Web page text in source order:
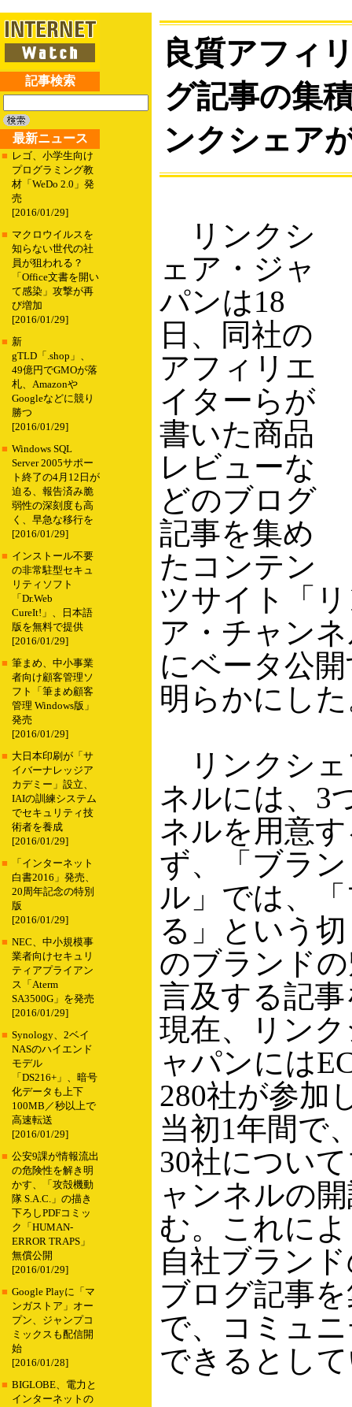
記事検索
最新ニュース
■ レゴ、小学生向け
プログラミング教
材「WeDo 2.0」発
売
[2016/01/29]
■ マクロウイルスを
知らない世代の社
員が狙われる？
「Office文書を開い
て感染」攻撃が再
び増加
[2016/01/29]
■ 新
gTLD「.shop」、
49億円でGMOが落
札、Amazonや
Googleなどに競り
勝つ
[2016/01/29]
■ Windows SQL
Server 2005サポー
ト終了の4月12日が
迫る、報告済み脆
弱性の深刻度も高
く、早急な移行を
[2016/01/29]
■ インストール不要
の非常駐型セキュ
リティソフト
「Dr.Web
CureIt!」、日本語
版を無料で提供
[2016/01/29]
■ 筆まめ、中小事業
者向け顧客管理ソ
フト「筆まめ顧客
管理 Windows版」
発売
[2016/01/29]
■ 大日本印刷が「サ
イバーナレッジア
カデミー」設立、
IAIの訓練システム
でセキュリティ技
術者を養成
[2016/01/29]
■
「インターネット
白書2016」発売、
20周年記念の特別
版
[2016/01/29]
■ NEC、中小規模事
業者向けセキュリ
ティアプライアン
ス「Aterm
SA3500G」を発売
[2016/01/29]
■ Synology、2ベイ
NASのハイエンド
モデル
「DS216+」、暗号
化データも上下
100MB／秒以上で
高速転送
[2016/01/29]
■ 公安9課が情報流出
の危険性を解き明
かす、「攻殻機動
隊 S.A.C.」の描き
下ろしPDFコミッ
ク「HUMAN-
ERROR TRAPS」
無償公開
[2016/01/29]
■ Google Playに「マ
ンガストア」オー
プン、ジャンプコ
ミックスも配信開
始
[2016/01/28]
■ BIGLOBE、電力と
インターネットの
良質アフィ
グ記事の集
ンクシェア
リンクシ
ェア・ジャ
パンは18
日、同社の
アフィリエ
イターらが
書いた商品
レビューな
どのブログ
記事を集め
たコンテン
ツサイト「
ア・チャン
にベータ公
明らかにし
リンクシェ
ネルには、3
ネルを用意
ず、「ブラ
ル」では、
る」という
のブランド
言及する記
現在、リン
ャパンには
280社が参加
当初1年間で
30社につい
ャンネルの
む。これに
自社ブラン
ブログ記事
で、コミュ
できるとし